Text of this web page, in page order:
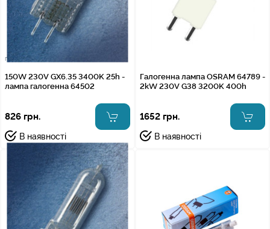
галогенні 220v
150W 230V GX6.35 3400K 25h -
лампа галогенна 64502
826 грн.
В наявності
Галогенна лампа OSRAM 64789 -
2kW 230V G38 3200K 400h
1652 грн.
В наявності